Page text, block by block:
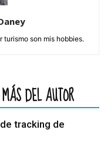
son mis hobbies.
MÁS DEL AUTOR
tracking de